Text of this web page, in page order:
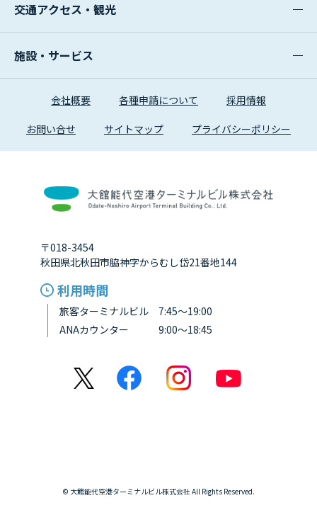
交通アクセス・観光
施設・サービス
会社概要 各種申請について 採用情報
お問い合せ サイトマップ プライバシーポリシー
〒018-3454
秋田県北秋田市脇神字からむし岱21番地144
利用時間
旅客ターミナルビル 7:45～19:00
ANAカウンター 9:00～18:45
© 大館能代空港ターミナルビル株式会社 All Rights Reserved.